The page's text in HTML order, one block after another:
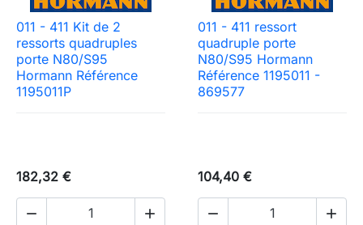
011 - 411 Kit de 2
ressorts quadruples
porte N80/S95
Hormann Référence
1195011P
182,32 €
 
011 - 411 ressort
quadruple porte
N80/S95 Hormann
Référence 1195011 -
869577
104,40 €
 